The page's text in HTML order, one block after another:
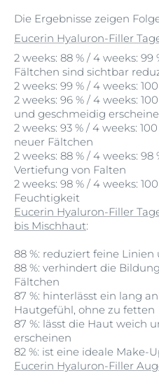
Die Ergebnisse zeigen
Eucerin Hyaluron-Filler
2 weeks: 88 % / 4 weeks:
Fältchen sind sichtbar
2 weeks: 99 % / 4 weeks:
2 weeks: 96 % / 4 weeks:
und geschmeidig
2 weeks: 93 % / 4 weeks:
neuer Fältchen
2 weeks: 88 % / 4 weeks:
Vertiefung von Falten
2 weeks: 98 % / 4 weeks:
Feuchtigkeit
Eucerin Hyaluron-Filler
bis Mischhaut:
88 %: reduziert feine
88 %: verhindert die
Fältchen
87 %: hinterlässt ein lang
Hautgefühl, ohne zu fetten
87 %: lässt die Haut weich
erscheinen
82 %: ist eine ideale Make-
Eucerin Hyaluron-Filler